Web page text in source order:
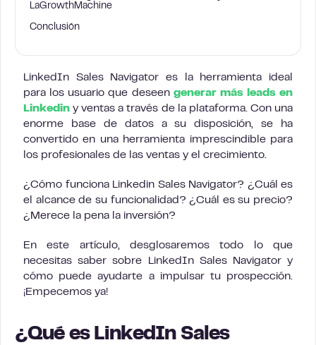
LaGrowthMachine
Conclusión
LinkedIn Sales Navigator es la herramienta ideal
para los usuario que deseen generar más leads en
Linkedin y ventas a través de la plataforma. Con una
enorme base de datos a su disposición, se ha
convertido en una herramienta imprescindible para
los profesionales de las ventas y el crecimiento.
¿Cómo funciona Linkedin Sales Navigator? ¿Cuál es
el alcance de su funcionalidad? ¿Cuál es su precio?
¿Merece la pena la inversión?
En este artículo, desglosaremos todo lo que
necesitas saber sobre LinkedIn Sales Navigator y
cómo puede ayudarte a impulsar tu prospección.
¡Empecemos ya!
¿Qué es LinkedIn Sales